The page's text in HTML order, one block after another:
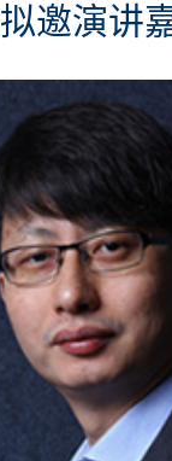
拟邀演讲